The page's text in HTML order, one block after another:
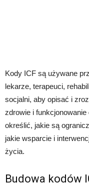
Kody ICF są używane
lekarze, terapeuci,
socjalni, aby opisać i
zdrowie i funkcjonowanie
określić, jakie są
jakie wsparcie i
życia.
Budowa kodów